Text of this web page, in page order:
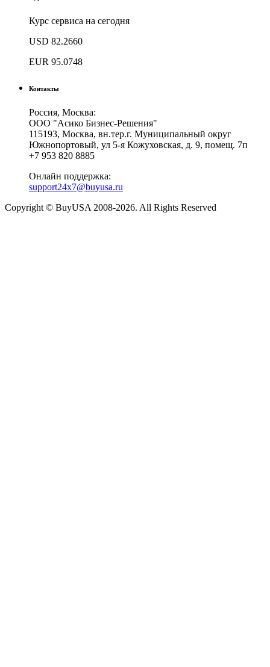
Курс сервиса на сегодня
USD 82.2660
EUR 95.0748
Контакты
Россия, Москва:
ООО "Асико Бизнес-Решения"
115193, Москва, вн.тер.г. Муниципальный округ
Южнопортовый, ул 5-я Кожуховская, д. 9, помещ. 7п
+7 953 820 8885
Онлайн поддержка:
support24x7@buyusa.ru
Copyright © BuyUSA 2008-2026. All Rights Reserved